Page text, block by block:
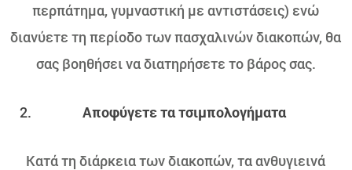
περπάτημα, γυμναστική με αντιστάσεις) ενώ
διανύετε τη περίοδο των πασχαλινών διακοπών, θα
σας βοηθήσει να διατηρήσετε το βάρος σας.
Αποφύγετε τα τσιμπολογήματα
Κατά τη διάρκεια των διακοπών, τα ανθυγιεινά